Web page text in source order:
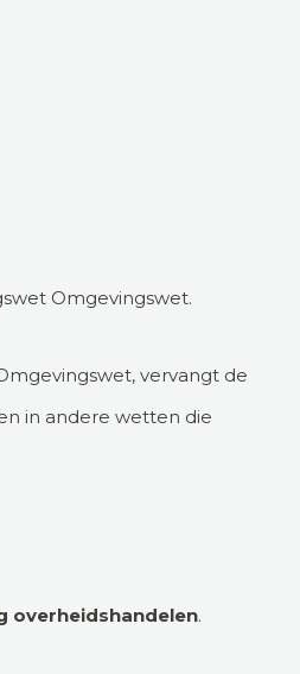
Omgevingswet.
vervangt de
in andere wetten die
overheidshandelen.